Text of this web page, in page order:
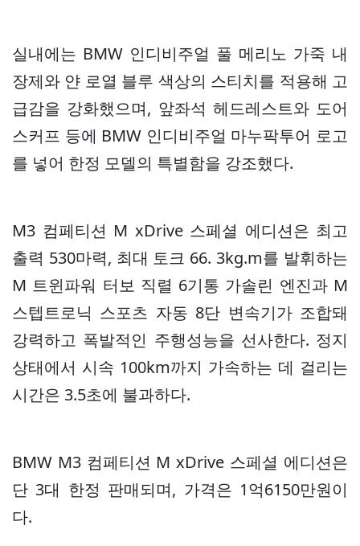
실내에는 BMW 인디비주얼 풀 메리노 가죽 내
장제와 얀 로열 블루 색상의 스티치를 적용해 고
급감을 강화했으며, 앞좌석 헤드레스트와 도어
스커프 등에 BMW 인디비주얼 마누팍투어 로고
를 넣어 한정 모델의 특별함을 강조했다.
M3 컴페티션 M xDrive 스페셜 에디션은 최고
출력 530마력, 최대 토크 66. 3kg.m를 발휘하는
M 트윈파워 터보 직렬 6기통 가솔린 엔진과 M
스텝트로닉 스포츠 자동 8단 변속기가 조합돼
강력하고 폭발적인 주행성능을 선사한다. 정지
상태에서 시속 100km까지 가속하는 데 걸리는
시간은 3.5초에 불과하다.
BMW M3 컴페티션 M xDrive 스페셜 에디션은
단 3대 한정 판매되며, 가격은 1억6150만원이
다.